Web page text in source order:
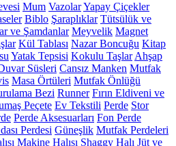
Mum VazolarYapay Çiçekler
Biblo Şaraplıklar Tütsülük ve
ve Şamdanlar Meyvelik Magnet
Kül Tablası Nazar Boncuğu Kitap
Yatak Tepsisi Kokulu Taşlar Ahşap
Süsleri Cansız Manken Mutfak
Masa Örtüleri Mutfak Önlüğü
Bezi Runner Fırın Eldiveni ve
Peçete Ev Tekstili Perde Stor
Perde Aksesuarları Fon Perde
Perdesi Güneşlik Mutfak Perdeleri
Makine Halısı Shaggy Halı Jüt ve